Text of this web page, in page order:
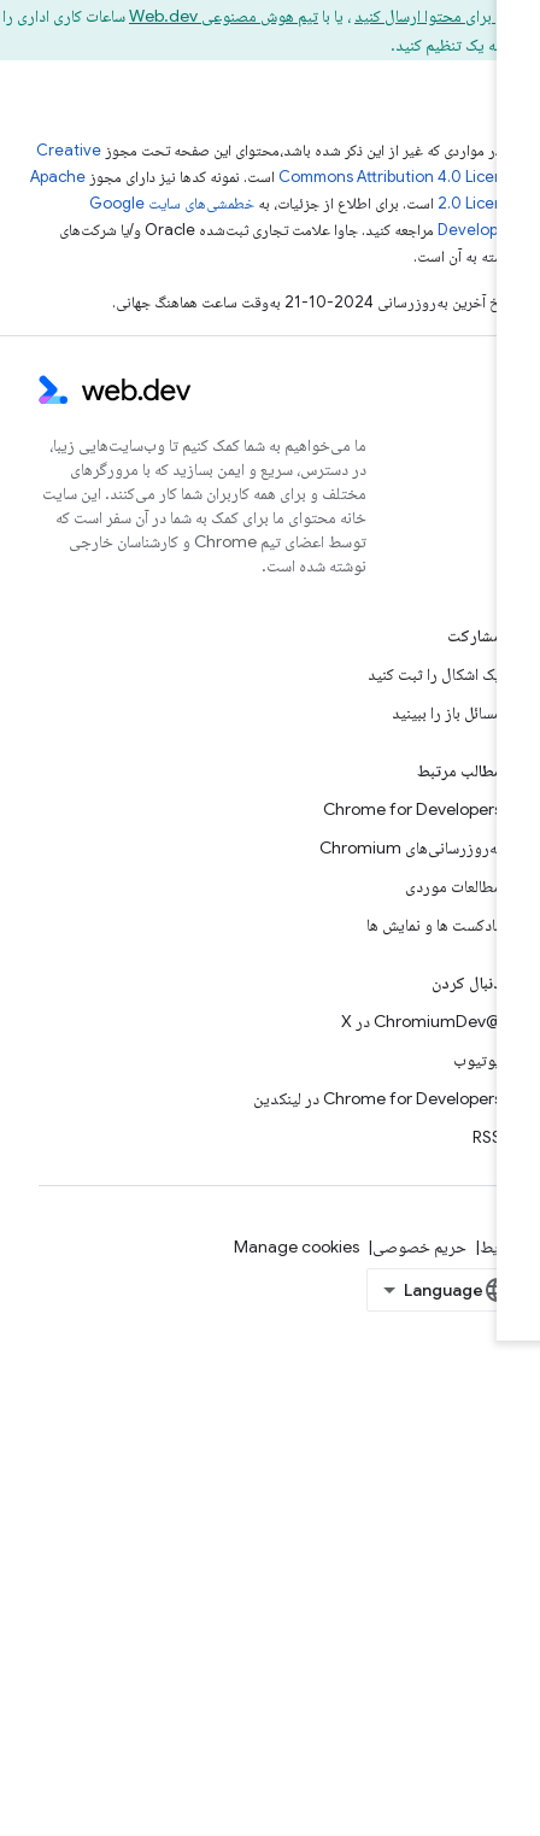
برای محتوا ارسال کنید ، یا با تیم هوش مصنوعی Web.dev
ساعات کاری اداری را به
یک تنظیم کنید.
در مواردی که غیر از این ذکر شده باشد،‌محتوای این صفحه تحت مجوزCreative
Commons Attribution 4.0است. نمونه کدها نیز دارای مجوزApache
2.0است. برای اطلاع از جزئیات، به
خطمشی‌های سایت Google
مراجعه کنید. جاوا علامت تجاری ثبت‌شده Oracle و/یا شرکت‌های
به آن است.
آخرین به‌روزرسانی 2024-10-21 به‌وقت ساعت هماهنگ جهانی.
ما می‌خواهیم به شما کمک کنیم تا وب‌سایت‌هایی زیبا،
در دسترس، سریع و ایمن بسازید که با مرورگرهای
مختلف و برای همه کاربران شما کار می‌کنند. این سایت
خانه محتوای ما برای کمک به شما در آن سفر است که
توسط اعضای تیم Chrome و کارشناسان خارجی
نوشته شده است.
مشارکت
یک اشکال را ثبت کنید
مسائل باز را ببینید
مطالب مرتبط
Chrome for Developers
به‌روزرسانی‌های Chromium
مطالعات موردی
پادکست ها و نمایش ها
دنبال کردن
یوتیوب
Chrome for Developers در لینکدین
حریم خصوصی Manage cookies